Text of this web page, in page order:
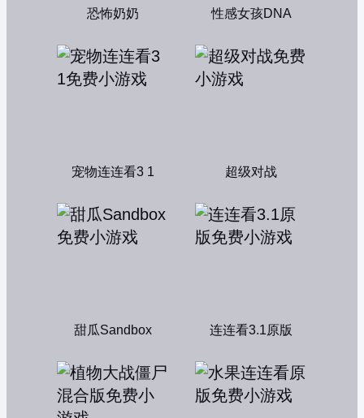
恐怖奶奶 性感女孩DNA
宠物连连看3 1 超级对战
甜瓜Sandbox 连连看3.1原版